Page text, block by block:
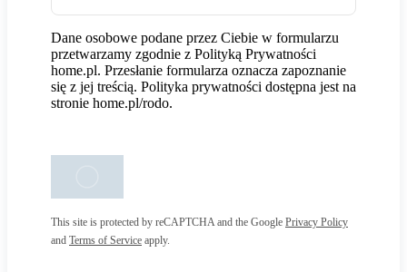
Dane osobowe podane przez Ciebie w formularzu
przetwarzamy zgodnie z Polityką Prywatności
home.pl. Przesłanie formularza oznacza zapoznanie
się z jej treścią. Polityka prywatności dostępna jest na
stronie home.pl/rodo.
This site is protected by reCAPTCHA and the Google Privacy Policy
and Terms of Service apply.